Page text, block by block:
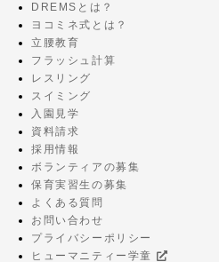
DREMSとは？
ヨコミネ式とは？
立腰教育
フラッシュ計算
レスリング
スイミング
入園見学
資料請求
採用情報
ボランティアの募集
保育実習生の募集
よくある質問
お問い合わせ
プライバシーポリシー
ヒューマニティー学童